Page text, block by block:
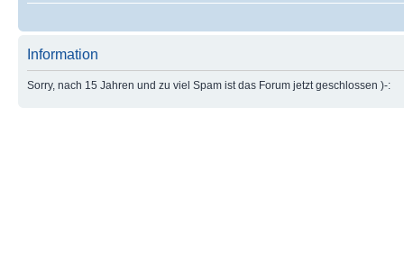
Information
Sorry, nach 15 Jahren und zu viel Spam ist das Forum jetzt geschlossen )-: